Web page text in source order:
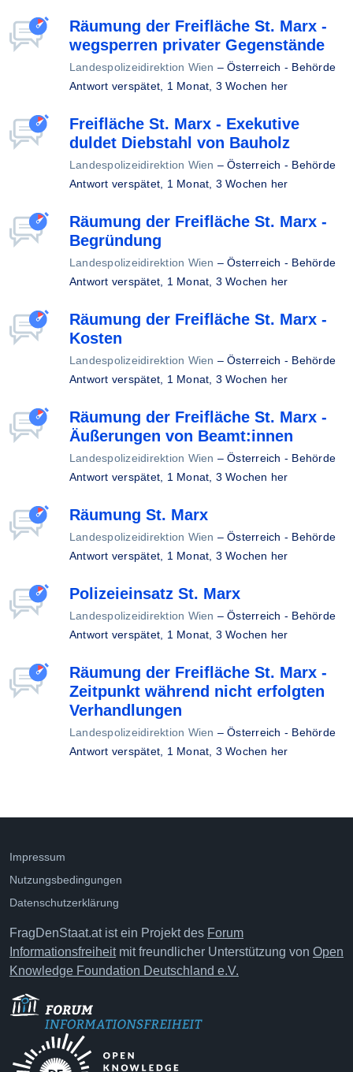
Räumung der Freifläche St. Marx -
wegsperren privater Gegenstände
Landespolizeidirektion Wien –Österreich - Behörde
Antwort verspätet, 1 Monat, 3 Wochen her
Freifläche St. Marx - Exekutive
duldet Diebstahl von Bauholz
Landespolizeidirektion Wien –Österreich - Behörde
Antwort verspätet, 1 Monat, 3 Wochen her
Räumung der Freifläche St. Marx -
Begründung
Landespolizeidirektion Wien –Österreich - Behörde
Antwort verspätet, 1 Monat, 3 Wochen her
Räumung der Freifläche St. Marx -
Kosten
Landespolizeidirektion Wien –Österreich - Behörde
Antwort verspätet, 1 Monat, 3 Wochen her
Räumung der Freifläche St. Marx -
Äußerungen von Beamt:innen
Landespolizeidirektion Wien –Österreich - Behörde
Antwort verspätet, 1 Monat, 3 Wochen her
Räumung St. Marx
Landespolizeidirektion Wien –Österreich - Behörde
Antwort verspätet, 1 Monat, 3 Wochen her
Polizeieinsatz St. Marx
Landespolizeidirektion Wien –Österreich - Behörde
Antwort verspätet, 1 Monat, 3 Wochen her
Räumung der Freifläche St. Marx -
Zeitpunkt während nicht erfolgten
Verhandlungen
Landespolizeidirektion Wien –Österreich - Behörde
Antwort verspätet, 1 Monat, 3 Wochen her
Impressum
Nutzungsbedingungen
Datenschutzerklärung
FragDenStaat.at ist ein Projekt des Forum
Informationsfreiheitmit freundlicher Unterstützung von Open
Knowledge Foundation Deutschland e.V.